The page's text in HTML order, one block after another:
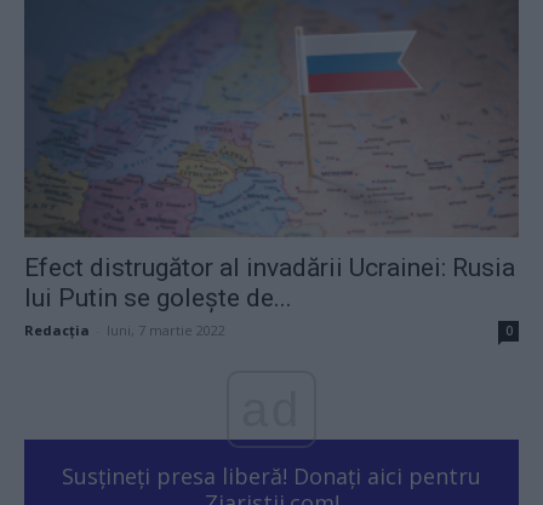
Efect distrugător al invadării Ucrainei: Rusia
lui Putin se golește de...
Redacţia luni, 7 martie 2022 0
Susțineți presa liberă! Donați aici pentru